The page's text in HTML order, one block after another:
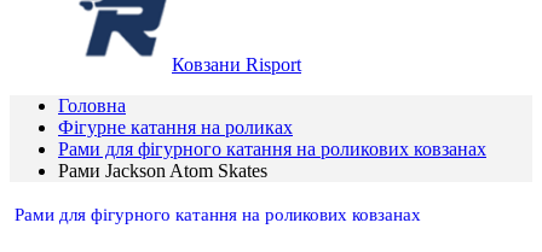
Ковзани Risport
Головна
Фігурне катання на роликах
Рами для фігурного катання на роликових ковзанах
Рами Jackson Atom Skates
Рами для фігурного катання на роликових ковзанах